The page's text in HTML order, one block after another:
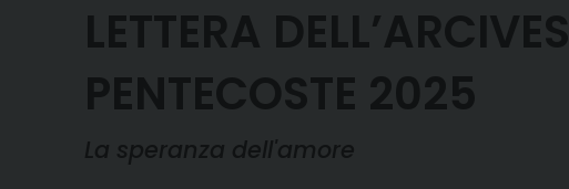
LETTERA
PENTECOSTE 2025
La speranza dell'amore